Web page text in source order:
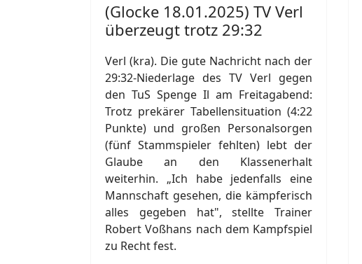
(Glocke 18.01.2025) TV Verl
überzeugt trotz 29:32
Verl (kra). Die gute Nachricht nach der
29:32-Niederlage des TV Verl gegen
den TuS Spenge Il am Freitagabend:
Trotz prekärer Tabellensituation (4:22
Punkte) und großen Personalsorgen
(fünf Stammspieler fehlten) lebt der
Glaube an den Klassenerhalt
weiterhin. „Ich habe jedenfalls eine
Mannschaft gesehen, die kämpferisch
alles gegeben hat", stellte Trainer
Robert Voßhans nach dem Kampfspiel
zu Recht fest.